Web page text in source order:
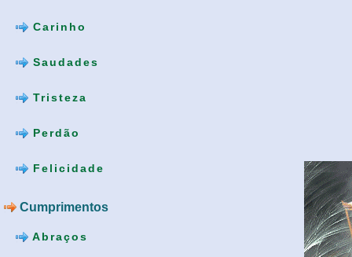
Carinho
Saudades
Tristeza
Perdão
Felicidade
Cumprimentos
Abraços